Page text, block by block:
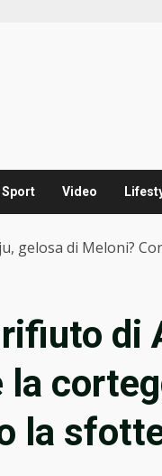
Sport Video
gelosa di Meloni?
di
la
la